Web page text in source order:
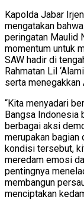
Kapolda Jabar
mengatakan bahwa
peringatan Maulid
momentum untuk
SAW hadir di
Rahmatan Lil
serta menegakkan
“Kita menyadari
Bangsa Indonesia
berbagai aksi
merupakan bagian
kondisi tersebut,
meredam emosi
pentingnya
membangun
menciptakan